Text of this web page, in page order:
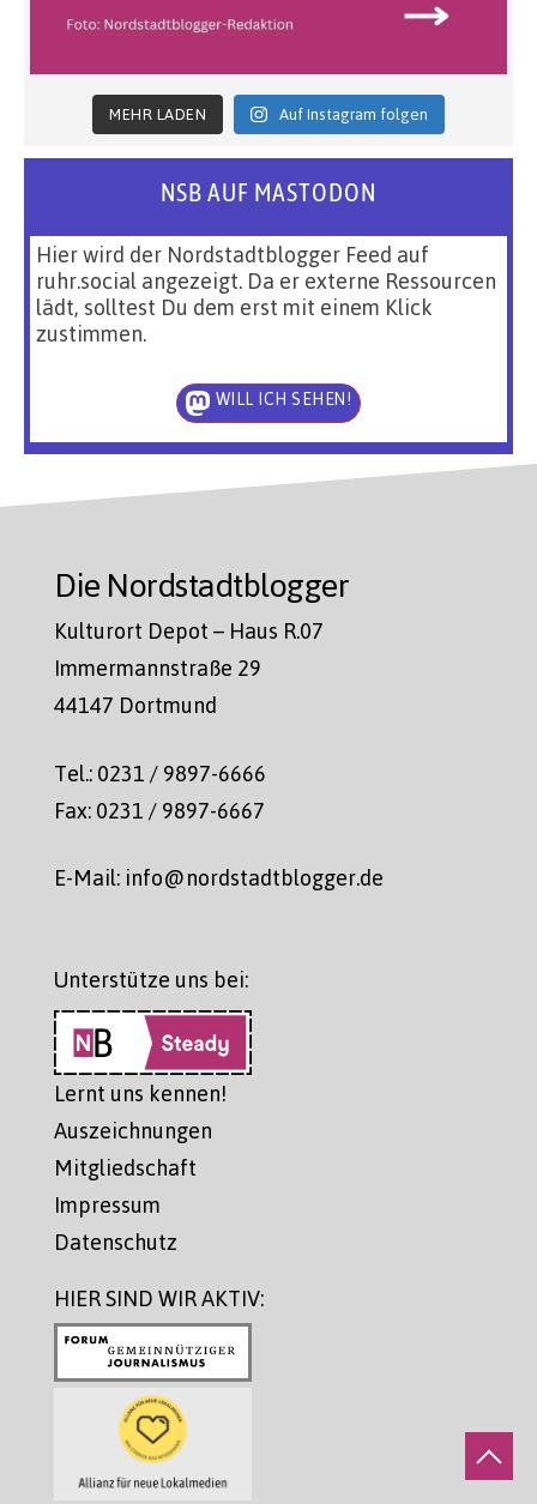
MEHR LADEN Auf Instagram folgen
NSB AUF MASTODON
Hier wird der Nordstadtblogger Feed auf
ruhr.social angezeigt. Da er externe Ressourcen
lädt, solltest Du dem erst mit einem Klick
zustimmen.
WILL ICH SEHEN!
Die Nordstadtblogger
Kulturort Depot – Haus R.07
Immermannstraße 29
44147 Dortmund
Tel.: 0231 / 9897-6666
Fax: 0231 / 9897-6667
E-Mail: info@nordstadtblogger.de
Unterstütze uns bei:
Lernt uns kennen!
Auszeichnungen
Mitgliedschaft
Impressum
Datenschutz
HIER SIND WIR AKTIV: